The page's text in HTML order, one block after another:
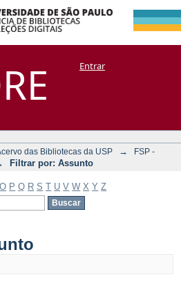
por:
+ CoriscoEntrar
das Bibliotecas da USP →
FSP -
Filtrar por: Assunto
O P Q R S T U V W X Y Z